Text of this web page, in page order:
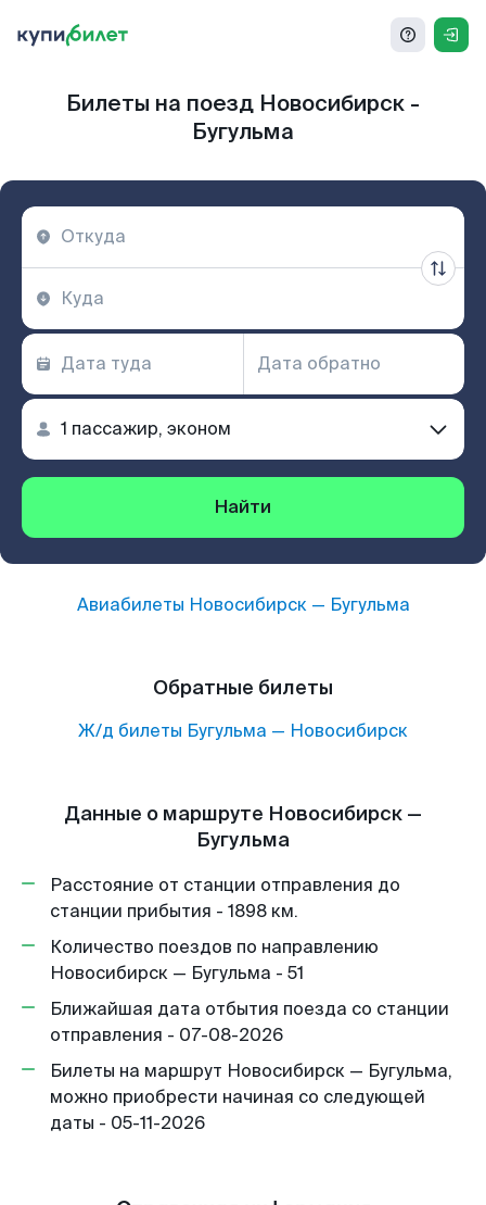
Билеты на поезд Новосибирск -
Бугульма
Найти
Авиабилеты Новосибирск— Бугульма
Обратные билеты
Ж/д билеты Бугульма — Новосибирск
Данные о маршруте Новосибирск —
Бугульма
Расстояние от станции отправления до
станции прибытия - 1898 км.
Количество поездов по направлению
Новосибирск — Бугульма - 51
Ближайшая дата отбытия поезда со станции
отправления - 07-08-2026
Билеты на маршрут Новосибирск — Бугульма,
можно приобрести начиная со следующей
даты - 05-11-2026